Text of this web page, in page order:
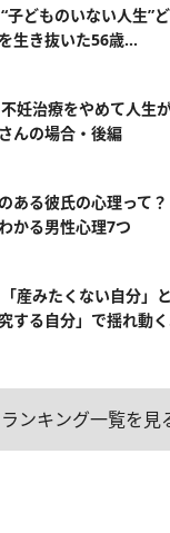
“子どものいない人生
生き抜いた56歳...
不妊治療をやめて人生
んの場合・後編
ある彼氏の心理って
かる男性心理7つ
「産みたくない自分」
する自分」で揺れ動
ランキング一覧を見